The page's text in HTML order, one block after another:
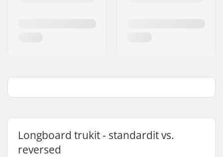
Longboard trukit - standardit vs.
reversed